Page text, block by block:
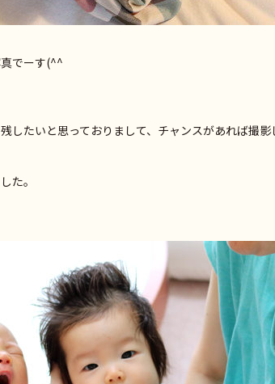
でーす(^^
したいと思っておりまして、チャンスがあれば撮影
た。